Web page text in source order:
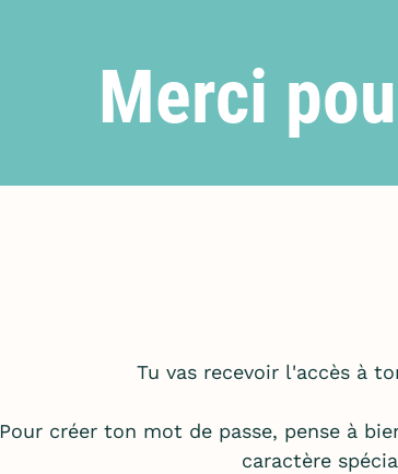
Merci
Tu vas recevoir l'accès à
Pour créer ton mot de passe, pense à
caractère